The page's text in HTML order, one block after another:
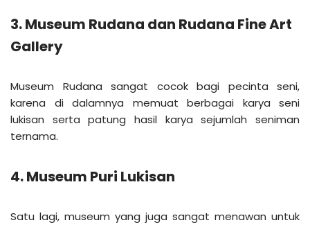
3. Museum Rudana dan Rudana Fine Art
Gallery
Museum Rudana sangat cocok bagi pecinta seni,
karena di dalamnya memuat berbagai karya seni
lukisan serta patung hasil karya sejumlah seniman
ternama.
4. Museum Puri Lukisan
Satu lagi, museum yang juga sangat menawan untuk